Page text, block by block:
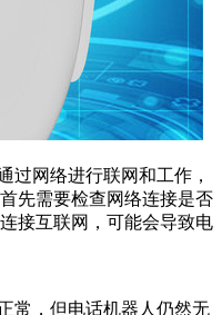
过网络进行联网和工作，
先需要检查网络连接是否
接互联网，可能会导致电
常，但电话机器人仍然无